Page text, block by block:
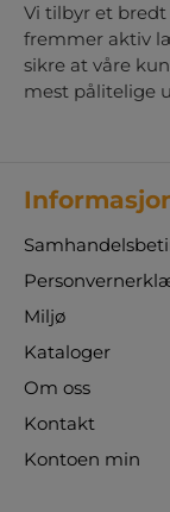
Vi tilbyr et
fremmer aktiv
sikre at våre
mest pålitelige
Miljø
Kataloger
Om oss
Kontakt
Kontoen min